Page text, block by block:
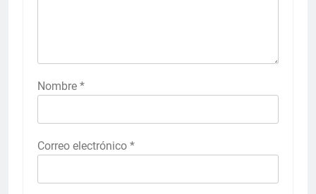
Nombre *
Correo electrónico *